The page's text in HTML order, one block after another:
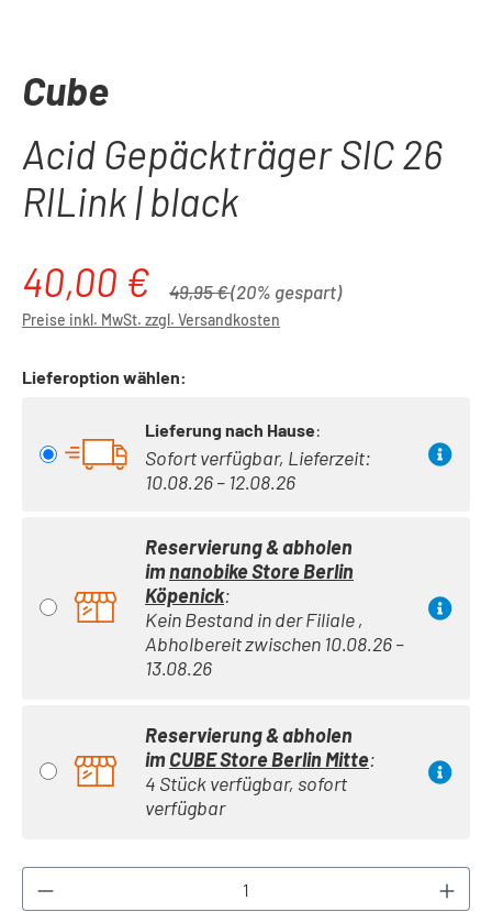
Cube
Acid Gepäckträger SIC 26
RILink | black
Verkaufspreis:
40,00 € Regulärer Preis:
49,95 €(20% gespart)
Preise inkl. MwSt. zzgl. Versandkosten
Lieferoption wählen:
Lieferung nach Hause:
Sofort verfügbar, Lieferzeit:
10.08.26 – 12.08.26
Reservierung & abholen
imnanobike Store Berlin
Köpenick:
Kein Bestand in der Filiale ,
Abholbereit zwischen 10.08.26 –
13.08.26
Reservierung & abholen
imCUBE Store Berlin Mitte:
4 Stück verfügbar, sofort
verfügbar
Produkt Anzahl: Gib den gewünschten